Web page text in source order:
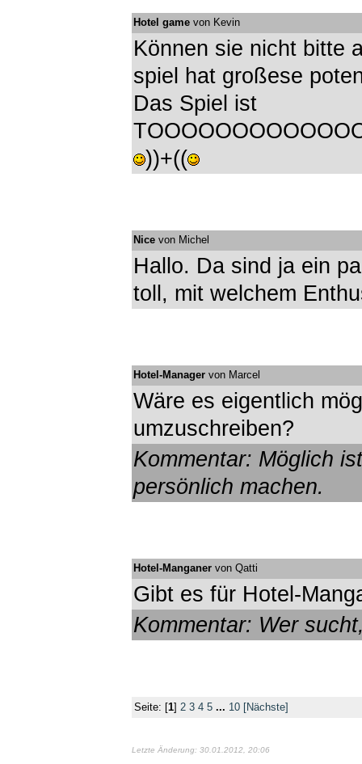
Hotel game von Kevin
Können sie nicht bitte
spiel hat großese
Das Spiel ist
))+((
Nice von Michel
Hallo. Da sind ja ein
toll, mit welchem
Hotel-Manager von Marcel
Wäre es eigentlich
umzuschreiben?
Kommentar: Möglich
persönlich machen.
Hotel-Manganer von Qatti
Gibt es für Hotel-
Kommentar: Wer
Seite: [1] 2 3 4 5 ... 10 [Nächste]
Letzte Änderung: 30.01.2012, 20:06